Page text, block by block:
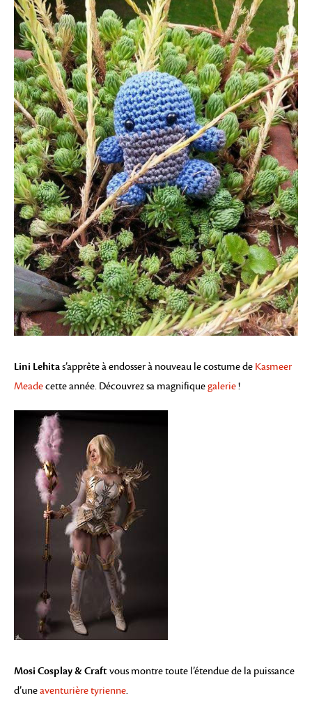
Lini Lehitas’apprête à endosser à nouveau le costume de Kasmeer
Meadecette année. Découvrez sa magnifiquegalerie!
Mosi Cosplay & Craftvous montre toute l’étendue de la puissance
d’uneaventurière tyrienne.